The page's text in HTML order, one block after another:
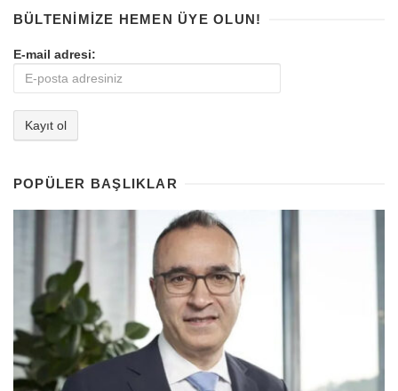
BÜLTENIMIZE HEMEN ÜYE OLUN!
E-mail adresi:
POPÜLER BAŞLIKLAR